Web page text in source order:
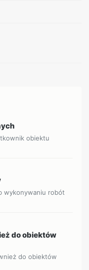
obiektu
wykonywaniu robót
do obiektów
do obiektów